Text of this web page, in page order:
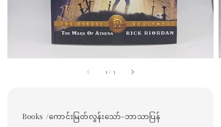
1 / 3
Books /ကောင်းမြတ်လွန်းသော်-ဘာသာပြန်